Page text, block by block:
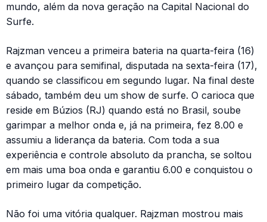
mundo, além da nova geração na Capital Nacional do
Surfe.
Rajzman venceu a primeira bateria na quarta-feira (16)
e avançou para semifinal, disputada na sexta-feira (17),
quando se classificou em segundo lugar. Na final deste
sábado, também deu um show de surfe. O carioca que
reside em Búzios (RJ) quando está no Brasil, soube
garimpar a melhor onda e, já na primeira, fez 8.00 e
assumiu a liderança da bateria. Com toda a sua
experiência e controle absoluto da prancha, se soltou
em mais uma boa onda e garantiu 6.00 e conquistou o
primeiro lugar da competição.
Não foi uma vitória qualquer. Rajzman mostrou mais